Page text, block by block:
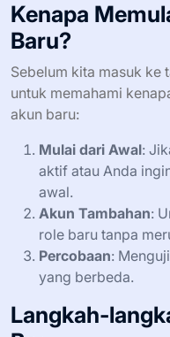
Kenapa
Baru?
Sebelum kita masuk ke
untuk memahami
akun baru:
Mulai dari Awal:
aktif atau Anda
awal.
Akun Tambahan:
role baru tanpa
Percobaan:
yang berbeda.
Langkah-